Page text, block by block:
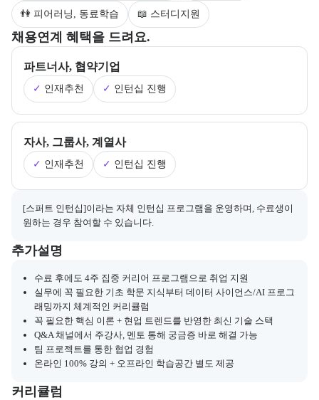
👫 피어러닝, 동료학습 📖 스터디지원
채용연계 혜택을 드려요.
부트캠프의 채용 연계 기업 정보와 추가 안내 내용을 제공한다.
파트너사, 협약기업
✓ 인재추천 ✓ 인턴십 진행
자사, 그룹사, 계열사
✓ 인재추천 ✓ 인턴십 진행
채용 연계와 관련된 추가 안내 내용을 마크다운 형식으로 제공한다.
[스퍼트 인턴십]이라는 자체 인턴십 프로그램을 운영하며, 수료생이
원하는 경우 참여할 수 있습니다.
추가설명
부트캠프와 관련된 추가 안내 및 참고 사항을 제공한다.
수료 후에도 4주 집중 커리어 프로그램으로 취업 지원
실무에 꼭 필요한 기초 학문 지식부터 데이터 사이언스/AI 프로그
래밍까지 체계적인 커리큘럼
꼭 필요한 핵심 이론 + 현업 트렌드를 반영한 최신 기술 스택
Q&A 채널에서 주강사, 멘토 통해 궁금증 바로 해결 가능
팀 프로젝트를 통한 협업 경험
온라인 100% 강의 + 오프라인 학습공간 별도 제공
커리큘럼
교육과정의 커리큘럼 정보를 안내한다.
커리큘럼